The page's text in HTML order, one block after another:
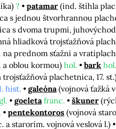
? patamar (ind. štíhla
s jednou štvorhrannou
s dvoma trupmi,
hliadková trojsťažňová
prednom sťažni a
oblou kormou)hol. bark hol.
plachetnica, 17.
hist. galeóna (vojnová ťažká
goeleta franc. škuner
pentekontoros (vojnová
a starorím. vojnová veslová l.)